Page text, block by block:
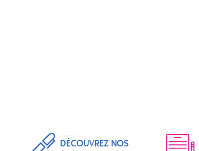
DÉCOUVREZ NOS